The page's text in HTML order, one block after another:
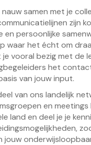
samen met je
zijn
persoonlijke
waar het écht om
vooral bezig met de
het
van jouw input.
van ons landelijk
en meetings
land en deel je je
jouw